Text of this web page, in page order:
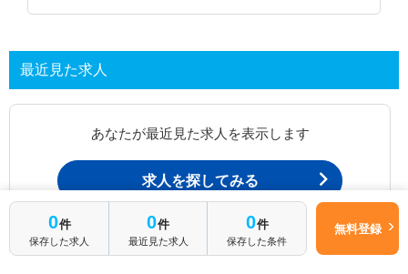
最近見た求人
あなたが最近見た求人を表示します
求人を探してみる
最近見た求人一覧ページから、
0件
保存した求人
0件
最近見た求人
0件
保存した条件
無料登録